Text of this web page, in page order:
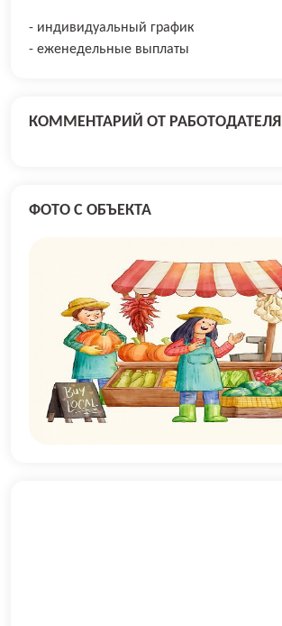
- индивидуальный график
- еженедельные выплаты
КОММЕНТАРИЙ ОТ РАБОТОДАТЕЛЯ
ФОТО С ОБЪЕКТА